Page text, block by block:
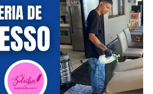
plans